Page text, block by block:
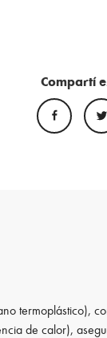
Compartí
termoplástico),
de calor),